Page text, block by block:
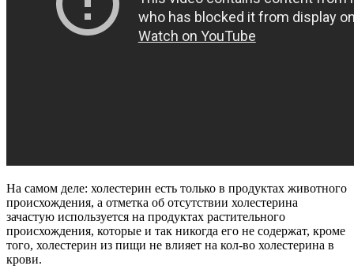
На самом деле: холестерин есть только в продуктах животного
происхождения, а отметка об отсутствии холестерина
зачастую используется на продуктах растительного
происхождения, которые и так никогда его не содержат, кроме
того, холестерин из пищи не влияет на кол-во холестерина в
крови.